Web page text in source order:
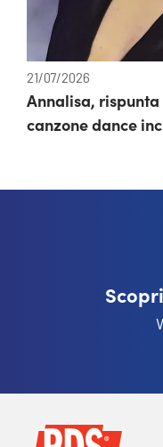
21/07/2026
Annalisa, rispunta
canzone dance